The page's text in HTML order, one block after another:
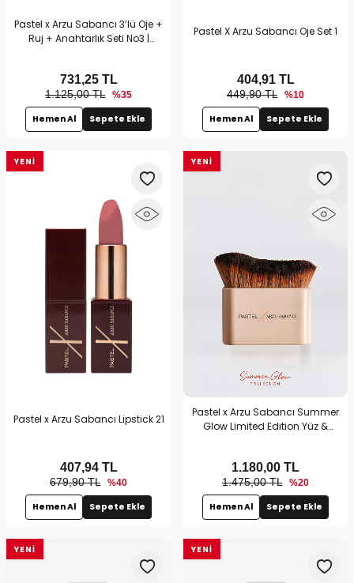
Pastel x Arzu Sabancı 3’lü Oje +
Ruj + Anahtarlık Seti No3 |
1.125,00 TL %35
731,25TL
Hemen Al Sepete Ekle
Pastel X Arzu Sabancı Oje Set 1
449,90 TL %10
404,91TL
Hemen Al Sepete Ekle
YENI
Pastel x Arzu Sabancı Lipstick 21
679,90 TL %40
407,94TL
Hemen Al Sepete Ekle
YENI
Pastel x Arzu Sabancı Summer
Glow Limited Edition Yüz &
1.475,00 TL %20
1.180,00 TL
Hemen Al Sepete Ekle
YENI YENI